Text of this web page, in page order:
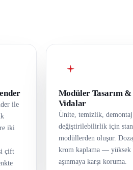
ile
iki
çift
Modüler Tasarım
Vidalar
Ünite, temizlik,
değiştirilebilirlik için
modüllerden oluşur.
krom kaplama — yüksek
aşınmaya karşı koruma.